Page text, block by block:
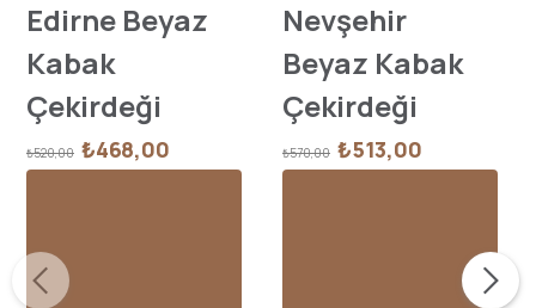
Edirne Beyaz
Kabak
Çekirdeği
₺520,00 ₺468,00
Nevşehir
Beyaz Kabak
Çekirdeği
₺570,00 ₺513,00